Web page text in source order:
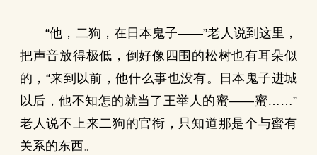
“他，二狗，在日本鬼子——”老人说到这里，
把声音放得极低，倒好像四围的松树也有耳朵似
的，“来到以前，他什么事也没有。日本鬼子进城
以后，他不知怎的就当了王举人的蜜——蜜……”
老人说不上来二狗的官衔，只知道那是个与蜜有
关系的东西。